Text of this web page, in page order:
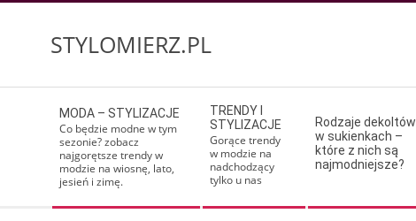
STYLOMIERZ.PL
Navigation
Menu
MODA – STYLIZACJE
Co będzie modne w tym
sezonie? zobacz
najgorętsze trendy w
modzie na wiosnę, lato,
jesień i zimę.
TRENDY I
STYLIZACJE
Gorące trendy
w modzie na
nadchodzący
tylko u nas
Rodzaje dekoltów
w sukienkach –
które z nich są
najmodniejsze?